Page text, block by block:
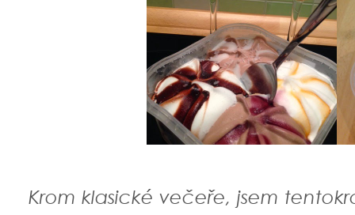
Krom klasické večeře, jsem